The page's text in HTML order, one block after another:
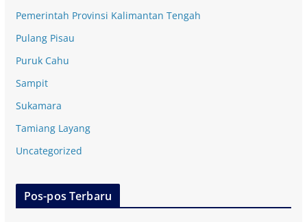
Pemerintah Provinsi Kalimantan Tengah
Pulang Pisau
Puruk Cahu
Sampit
Sukamara
Tamiang Layang
Uncategorized
Pos-pos Terbaru